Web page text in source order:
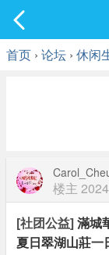
首页 › 论坛 › 休闲
楼主
[社团公益]滿城
夏日翠湖山莊一